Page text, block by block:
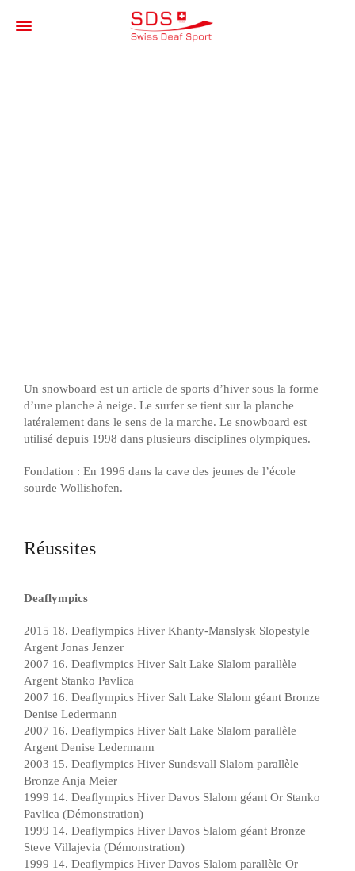
Un snowboard est un article de sports d’hiver sous la forme
d’une planche à neige. Le surfer se tient sur la planche
latéralement dans le sens de la marche. Le snowboard est
utilisé depuis 1998 dans plusieurs disciplines olympiques.
Fondation : En 1996 dans la cave des jeunes de l’école
sourde Wollishofen.
Réussites
Deaflympics
2015 18. Deaflympics Hiver Khanty-Manslysk Slopestyle
Argent Jonas Jenzer
2007 16. Deaflympics Hiver Salt Lake Slalom parallèle
Argent Stanko Pavlica
2007 16. Deaflympics Hiver Salt Lake Slalom géant Bronze
Denise Ledermann
2007 16. Deaflympics Hiver Salt Lake Slalom parallèle
Argent Denise Ledermann
2003 15. Deaflympics Hiver Sundsvall Slalom parallèle
Bronze Anja Meier
1999 14. Deaflympics Hiver Davos Slalom géant Or Stanko
Pavlica (Démonstration)
1999 14. Deaflympics Hiver Davos Slalom géant Bronze
Steve Villajevia (Démonstration)
1999 14. Deaflympics Hiver Davos Slalom parallèle Or